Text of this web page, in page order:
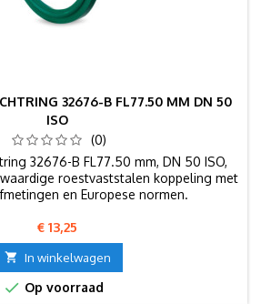
32676-B FL77.50 MM DN 50
ISO
(0)
32676-B FL77.50 mm, DN 50 ISO,
roestvaststalen koppeling met
en Europese normen.
Prijs
€ 13,25
 In winkelwagen
 Op voorraad